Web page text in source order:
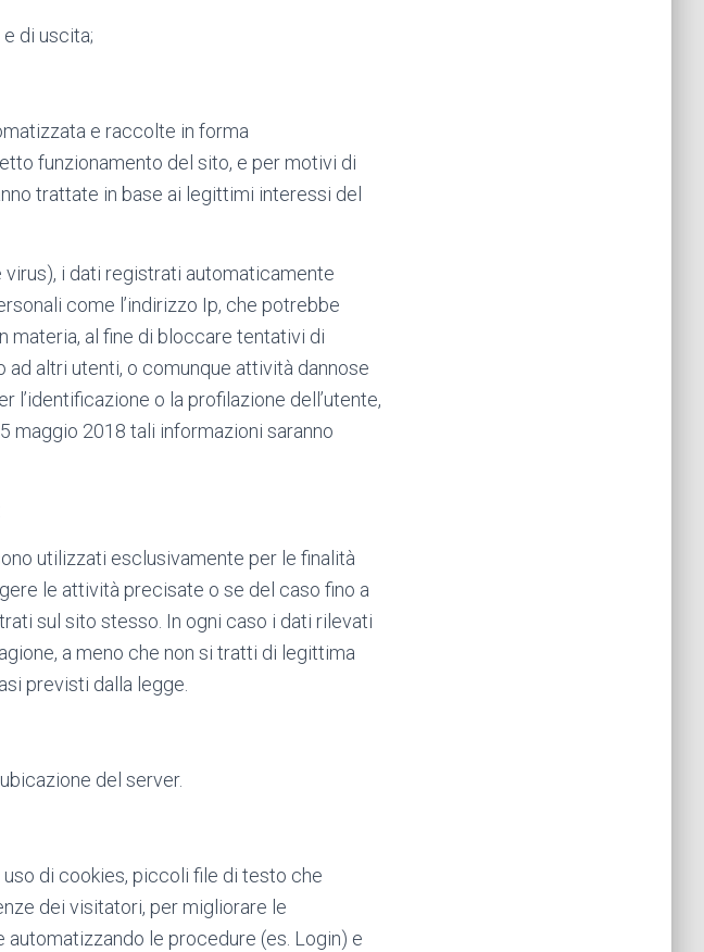
di uscita;
e raccolte in forma
funzionamento del sito, e per motivi di
trattate in base ai legittimi interessi del
i dati registrati automaticamente
come l’indirizzo Ip, che potrebbe
materia, al fine di bloccare tentativi di
altri utenti, o comunque attività dannose
l’identificazione o la profilazione dell’utente,
maggio 2018 tali informazioni saranno
utilizzati esclusivamente per le finalità
le attività precisate o se del caso fino a
sul sito stesso. In ogni caso i dati rilevati
a meno che non si tratti di legittima
previsti dalla legge.
del server.
di cookies, piccoli file di testo che
dei visitatori, per migliorare le
le procedure (es. Login) e